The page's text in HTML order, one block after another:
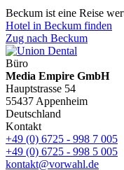
Beckum ist eine Reise
Hotel in Beckum finden
Zug nach Beckum
Büro
Media Empire GmbH
Hauptstrasse 54
55437 Appenheim
Deutschland
Kontakt
+49 (0) 6725 - 998 7 005
+49 (0) 6725 - 998 5 005
kontakt@vorwahl.de